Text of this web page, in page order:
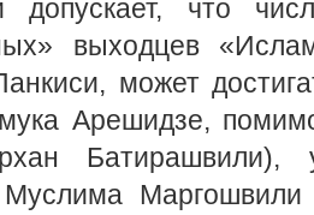
допускает, что
выходцев
может
Арешидзе,
Батирашвили),
Маргошвили